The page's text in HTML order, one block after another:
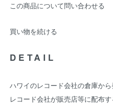
この商品について問い合わせる
買い物を続ける
DETAIL
ハワイのレコード会社の倉庫か
レコード会社が販売店等に配布